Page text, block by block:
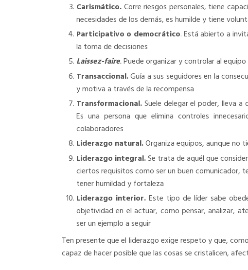
Carismático.Corre riesgos personales, tiene
necesidades de los demás, es humilde y tiene
Participativo o democrático. Está abierto a
la toma de decisiones
Laissez-faire.Puede organizar y controlar al equipo
Transaccional.Guía a sus seguidores en la
y motiva a través de la recompensa
Transformacional.Suele delegar el poder, lleva
Es una persona que elimina controles
colaboradores
Liderazgo natural.Organiza equipos, aunque no
Liderazgo integral.Se trata de aquél que
ciertos requisitos como ser un buen comunicador,
tener humildad y fortaleza
Liderazgo interior. Este tipo de líder sabe
objetividad en el actuar, como pensar, analizar,
ser un ejemplo a seguir
Ten presente que el liderazgo exige respeto y que,
capaz de hacer posible que las cosas se cristalicen,